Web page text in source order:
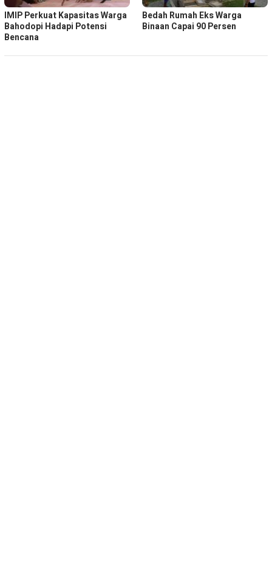
IMIP Perkuat Kapasitas Warga
Bahodopi Hadapi Potensi
Bencana
Bedah Rumah Eks Warga
Binaan Capai 90 Persen